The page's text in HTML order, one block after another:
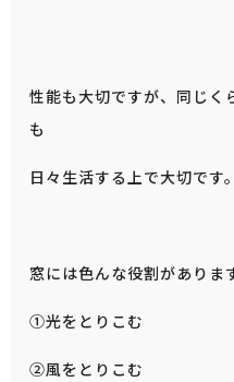
性能も大切ですが、同じく
も
日々生活する上で大切です。
窓には色んな役割がありま
①光をとりこむ
②風をとりこむ